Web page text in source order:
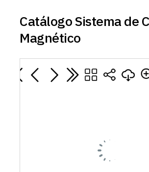
Catálogo Sistema de
Magnético